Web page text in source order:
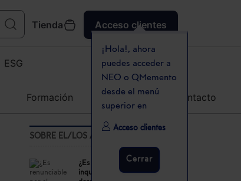
Tienda Acceso clientes
¡Hola!, ahora
puedes acceder a
NEO o QMemento
desde el menú
superior en
Acceso clientes
Cerrar
ESG
Formación Agenda Contacto
SOBRE EL/LOS AUTOR(ES)
¿Es renunciable por el
inquilino por contrato el